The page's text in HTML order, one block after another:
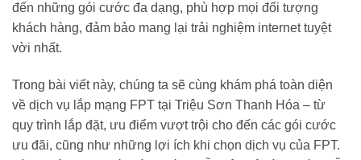
đến những gói cước đa dạng, phù hợp mọi đối tượng
khách hàng, đảm bảo mang lại trải nghiệm internet tuyệt
vời nhất.
Trong bài viết này, chúng ta sẽ cùng khám phá toàn diện
về dịch vụ lắp mạng FPT tại Triệu Sơn Thanh Hóa – từ
quy trình lắp đặt, ưu điểm vượt trội cho đến các gói cước
ưu đãi, cũng như những lợi ích khi chọn dịch vụ của FPT.